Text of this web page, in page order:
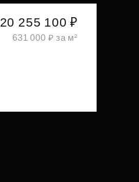
20 255 100 ₽
631 000 ₽ за м²